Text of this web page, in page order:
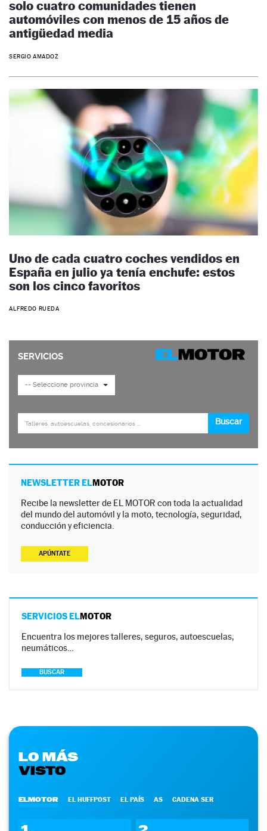
solo cuatro comunidades tienen
automóviles con menos de 15 años de
antigüedad media
SERGIO AMADOZ
Uno de cada cuatro coches vendidos en
España en julio ya tenía enchufe: estos
son los cinco favoritos
ALFREDO RUEDA
NEWSLETTER ELMOTOR
Recibe la newsletter de EL MOTOR con toda la actualidad
del mundo del automóvil y la moto, tecnología, seguridad,
conducción y eficiencia.
APÚNTATE
SERVICIOS ELMOTOR
Encuentra los mejores talleres, seguros, autoescuelas,
neumáticos…
BUSCAR
LO MÁS
VISTO
ELMOTOR EL HUFFPOST EL PAÍS AS CADENA SER